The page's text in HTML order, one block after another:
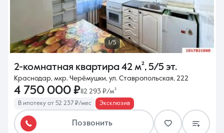
1/5
2-комнатная квартира 42 м², 5/5 эт.
Краснодар, мкр. Черёмушки, ул. Ставропольская, 222
4 750 000 ₽112 293 ₽/м²
В ипотеку от 52 237 ₽/мес Эксклюзив
Позвонить